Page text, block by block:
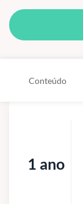
Conteúdo
1 ano